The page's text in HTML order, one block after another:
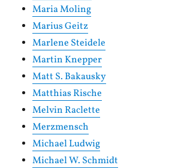
Maria Moling
Marius Geitz
Marlene Steidele
Martin Knepper
Matt S. Bakausky
Matthias Rische
Melvin Raclette
Merzmensch
Michael Ludwig
Michael W. Schmidt